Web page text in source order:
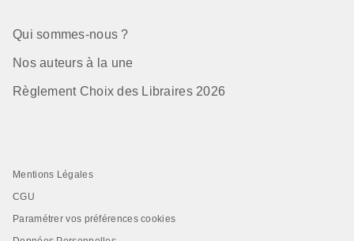
Qui sommes-nous ?
Nos auteurs à la une
Règlement Choix des Libraires 2026
Mentions Légales
CGU
Paramétrer vos préférences cookies